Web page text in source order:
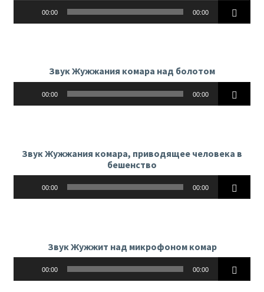
00:00 00:00
Звук Жужжания комара над болотом
00:00 00:00
Звук Жужжания комара, приводящее человека в
бешенство
00:00 00:00
Звук Жужжит над микрофоном комар
00:00 00:00